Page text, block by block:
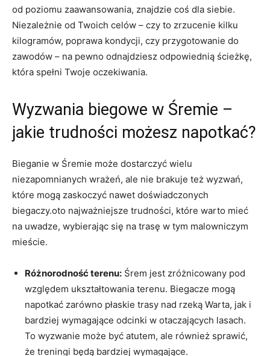
od poziomu zaawansowania, znajdzie coś dla siebie.
Niezależnie od Twoich celów ‍– czy to⁣ zrzucenie kilku⁢
kilogramów, poprawa kondycji, ⁣czy przygotowanie do
zawodów ⁤– na pewno⁣ odnajdziesz odpowiednią ‌ścieżkę,
która spełni⁣ Twoje oczekiwania.
Wyzwania biegowe w ⁢Śremie⁤ –
jakie‌ trudności możesz napotkać?
Bieganie w Śremie może dostarczyć wielu
niezapomnianych​ wrażeń, ale nie‌ brakuje też wyzwań,
‍które‌ mogą zaskoczyć ​nawet⁢ doświadczonych‍
biegaczy.oto‍ najważniejsze trudności, które warto mieć
⁢na​ uwadze, wybierając się⁢ na trasę w‌ tym malowniczym
mieście.
Różnorodność terenu: Śrem jest zróżnicowany pod
względem ‌ukształtowania⁣ terenu. Biegacze ⁤mogą⁤
napotkać zarówno płaskie⁣ trasy ⁣nad rzeką Warta, ‍jak i
bardziej wymagające ​odcinki w ⁣otaczających lasach.
To wyzwanie‍ może być ⁤atutem, ‍ale również‍ sprawić,⁤
że treningi będą​ bardziej wymagające.